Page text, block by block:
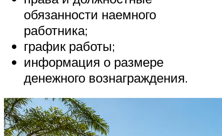
обязанности наемного
работника;
график работы;
информация о размере
денежного вознаграждения.